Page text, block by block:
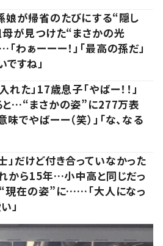
娘が帰省のたびにする“隠し
母が見つけた“まさかの光
わぁーーー！」「最高の孫だ」
ですね」
れた」17歳息子「やばー！！」
と…“まさかの姿”に277万表
味でやばーー（笑）」「な、なる
」だけど付き合っていなかった
から15年…小中高と同じだっ
現在の姿”に……「大人になっ
」